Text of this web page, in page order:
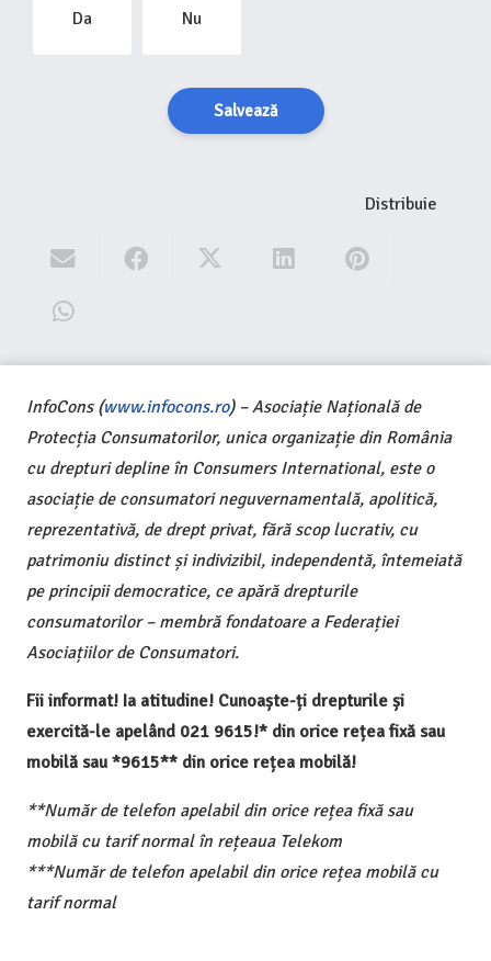
Da Nu
Salvează
Distribuie
InfoCons (www.infocons.ro) – Asociație Națională de
Protecția Consumatorilor, unica organizație din România
cu drepturi depline în Consumers International, este o
asociație de consumatori neguvernamentală, apolitică,
reprezentativă, de drept privat, fără scop lucrativ, cu
patrimoniu distinct și indivizibil, independentă, întemeiată
pe principii democratice, ce apără drepturile
consumatorilor – membră fondatoare a Federației
Asociațiilor de Consumatori.
Fii informat! Ia atitudine! Cunoaște-ți drepturile și
exercită-le apelând 021 9615!* din orice rețea fixă sau
mobilă sau *9615** din orice rețea mobilă!
**Număr de telefon apelabil din orice rețea fixă sau
mobilă cu tarif normal în rețeaua Telekom
***Număr de telefon apelabil din orice rețea mobilă cu
tarif normal